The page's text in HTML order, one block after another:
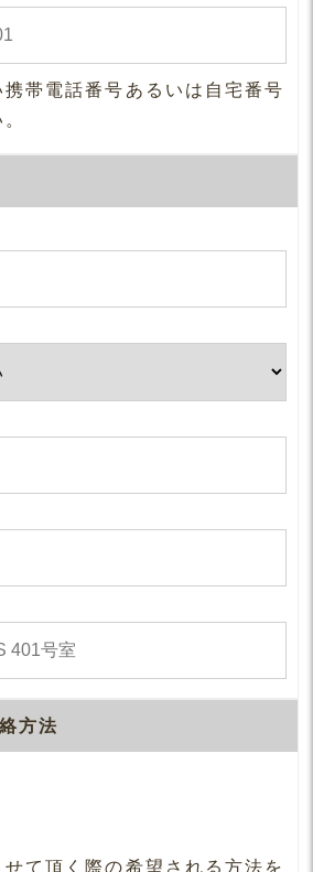
帯電話番号あるいは自宅番号
方法
て頂く際の希望される方法を